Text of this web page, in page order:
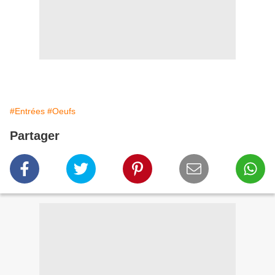
#Entrées #Oeufs
Partager